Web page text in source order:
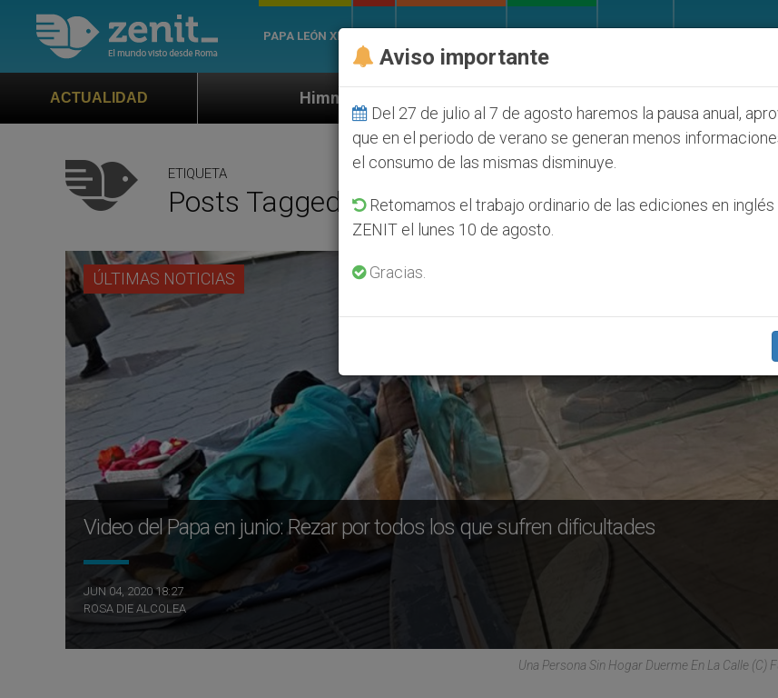
PAPA LEÓN XIV
ACTUALIDADHimno oficial de la Jornada Mundial de la Juventud Seúl 2027 ONU se
ETIQUETA
Posts Tagged ‘camino De Vida’
ÚLTIMAS NOTICIAS
Video del Papa en junio: Rezar por todos los que sufren dificultades
JUN 04, 2020 18:27
ROSA DIE ALCOLEA
Una Persona Sin Hogar Duerme En La Calle (C)
Aviso importante
Del 27 de julio al 7 de agosto haremos la pausa anual,
que en el periodo de verano se generan menos
el consumo de las mismas disminuye.
Retomamos el trabajo ordinario de las ediciones en inglés
ZENIT el lunes 10 de agosto.
Gracias.